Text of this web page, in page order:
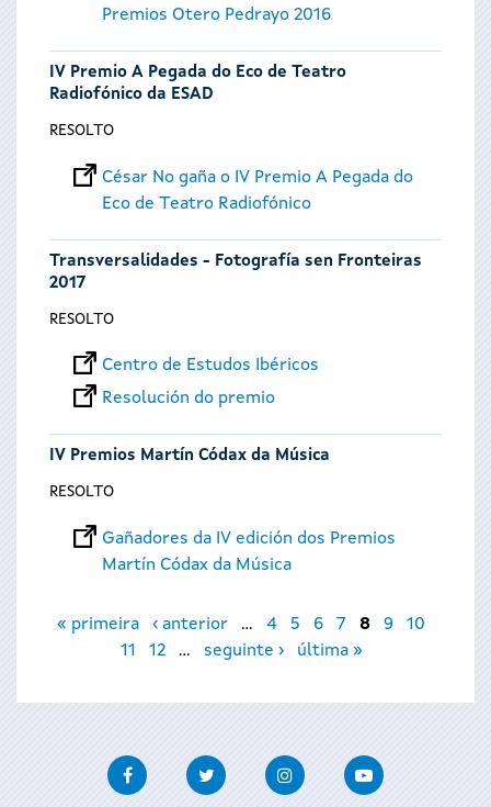
Premios Otero Pedrayo 2016
IV Premio A Pegada do Eco de Teatro
Radiofónico da ESAD
RESOLTO
César No gaña o IV Premio A Pegada do
Eco de Teatro Radiofónico
Transversalidades - Fotografía sen Fronteiras
2017
RESOLTO
Centro de Estudos Ibéricos
Resolución do premio
IV Premios Martín Códax da Música
RESOLTO
Gañadores da IV edición dos Premios
Martín Códax da Música
Páxinas
« primeira ‹ anterior … 4 5 6 7 8 9
10
11
12 … seguinte › última »
FacebookTwitter InstagramYoutube